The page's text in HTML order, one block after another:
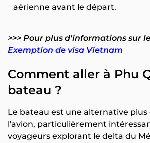
aérienne avant le départ.
>>> Pour plus d'informations sur
Exemption de visa Vietnam
Comment aller à Phu
bateau ?
Le bateau est une alternative plus
l'avion, particulièrement
voyageurs explorant le delta du